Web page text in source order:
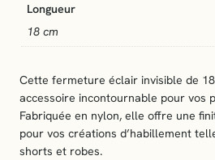
c
a
i
r
i
n
Longueur
18 cm
Cette fermeture éclair invisible de
accessoire incontournable pour vos
Fabriquée en nylon, elle offre une
pour vos créations d’habillement
shorts et robes.